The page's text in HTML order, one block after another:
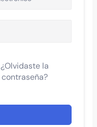
¿Olvidaste la
contraseña?